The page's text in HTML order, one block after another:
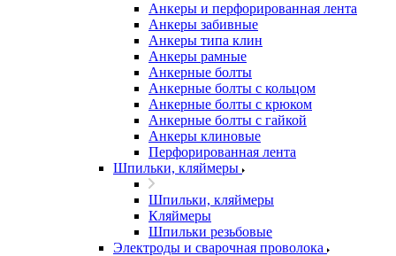
Анкеры и перфорированная лента
Анкеры забивные
Анкеры типа клин
Анкеры рамные
Анкерные болты
Анкерные болты с кольцом
Анкерные болты с крюком
Анкерные болты с гайкой
Анкеры клиновые
Перфорированная лента
Шпильки, кляймеры
Шпильки, кляймеры
Кляймеры
Шпильки резьбовые
Электроды и сварочная проволока